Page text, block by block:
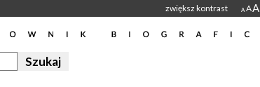
zwiększ kontrast A AA